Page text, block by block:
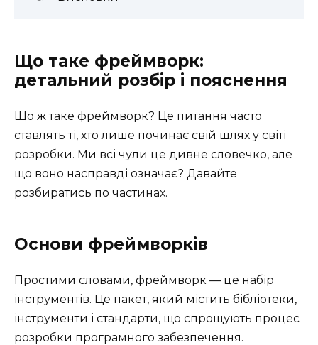
Що таке фреймворк:
детальний розбір і пояснення
Що ж таке фреймворк? Це питання часто
ставлять ті, хто лише починає свій шлях у світі
розробки. Ми всі чули це дивне словечко, але
що воно насправді означає? Давайте
розбиратись по частинах.
Основи фреймворків
Простими словами, фреймворк — це набір
інструментів. Це пакет, який містить бібліотеки,
інструменти і стандарти, що спрощують процес
розробки програмного забезпечення.